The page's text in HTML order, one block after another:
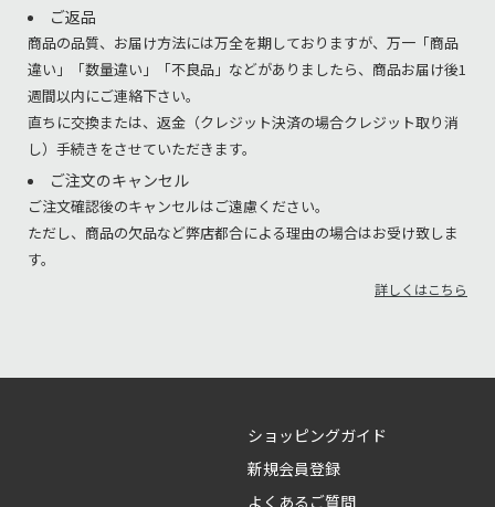
ご返品
商品の品質、お届け方法には万全を期しておりますが、万一「商品
違い」「数量違い」「不良品」などがありましたら、商品お届け後1
週間以内にご連絡下さい。
直ちに交換または、返金（クレジット決済の場合クレジット取り消
し）手続きをさせていただきます。
ご注文のキャンセル
ご注文確認後のキャンセルはご遠慮ください。
ただし、商品の欠品など弊店都合による理由の場合はお受け致しま
す。
詳しくはこちら
ショッピングガイド
新規会員登録
よくあるご質問